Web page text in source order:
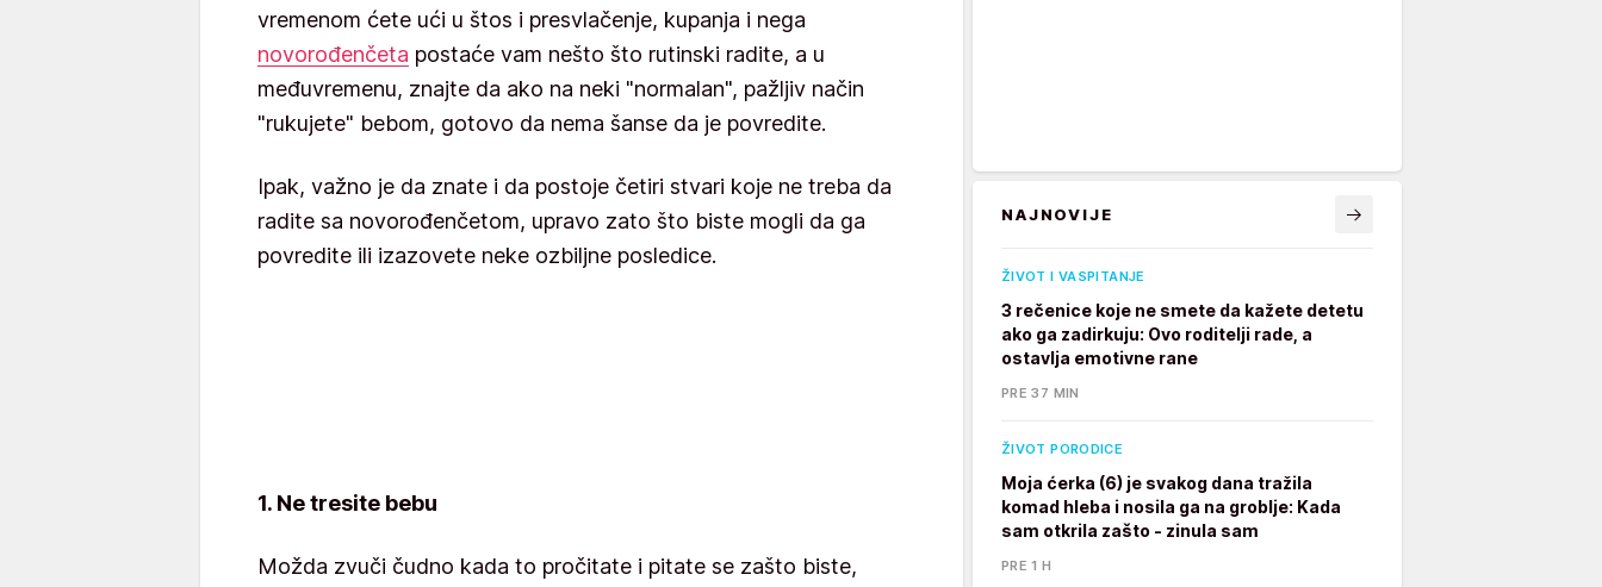
vremenom ćete ući u štos i presvlačenje, kupanja i nega
novorođenčeta postaće vam nešto što rutinski radite, a u
međuvremenu, znajte da ako na neki "normalan", pažljiv način
"rukujete" bebom, gotovo da nema šanse da je povredite.
Ipak, važno je da znate i da postoje četiri stvari koje ne treba da
radite sa novorođenčetom, upravo zato što biste mogli da ga
povredite ili izazovete neke ozbiljne posledice.
1. Ne tresite bebu
Možda zvuči čudno kada to pročitate i pitate se zašto biste,
NAJNOVIJE
ŽIVOT I VASPITANJE
3 rečenice koje ne smete da kažete detetu
ako ga zadirkuju: Ovo roditelji rade, a
ostavlja emotivne rane
PRE 37 MIN
ŽIVOT PORODICE
Moja ćerka (6) je svakog dana tražila
komad hleba i nosila ga na groblje: Kada
sam otkrila zašto - zinula sam
PRE 1 H